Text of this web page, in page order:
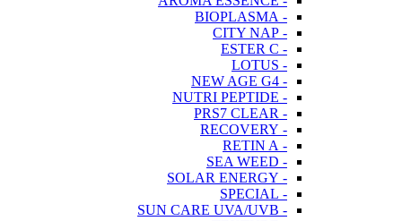
- BIOPLASMA
- CITY NAP
- ESTER C
- LOTUS
- NEW AGE G4
- NUTRI PEPTIDE
- PRS7 CLEAR
- RECOVERY
- RETIN A
- SEA WEED
- SOLAR ENERGY
- SPECIAL
- SUN CARE UVA/UVB